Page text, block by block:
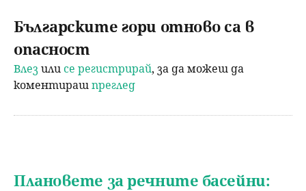
Българските гори отново са в
опасност
Влезили се регистрирай, за да можеш да
коментирашпреглед
Плановете за речните басейни: